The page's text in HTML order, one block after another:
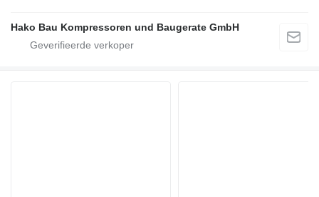
Hako Bau Kompressoren und Baugerate GmbH